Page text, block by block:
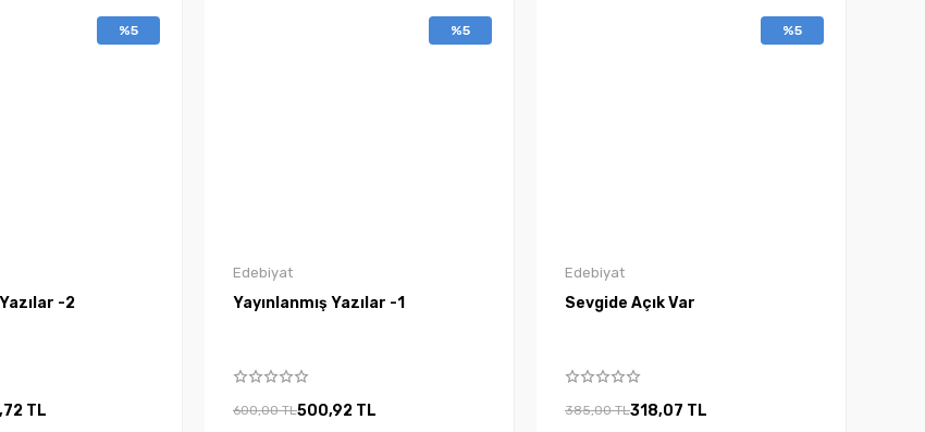
%5
-2
TL
%5
Edebiyat
Yayınlanmış Yazılar -1
600,00 TL500,92 TL
%5
Edebiyat
Sevgide Açık Var
385,00 TL318,07 TL